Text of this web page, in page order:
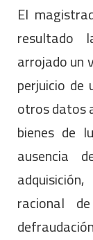
El
resultado
arrojado un
perjuicio de
otros datos
bienes de
ausencia
racional